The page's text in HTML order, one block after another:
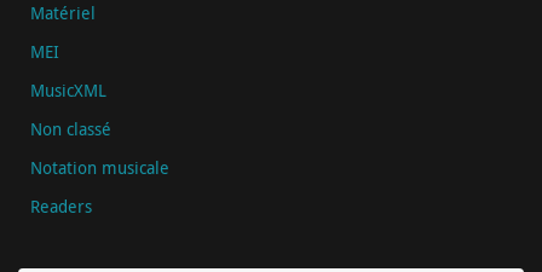
Matériel
MEI
MusicXML
Non classé
Notation musicale
Readers